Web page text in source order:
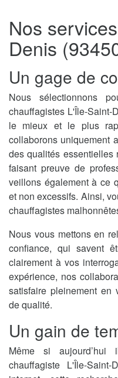
Nos
Denis
Un gage de
Nous sélectionnons
chauffagistes L'Île-Saint-
le mieux et le plus
collaborons uniquement
des qualités essentielles
faisant preuve de
veillons également à ce
et non excessifs. Ainsi,
chauffagistes
Nous vous mettons en
confiance, qui savent
clairement à vos
expérience, nos
satisfaire pleinement en
de qualité.
Un gain de
Même si
chauffagiste L'Île-